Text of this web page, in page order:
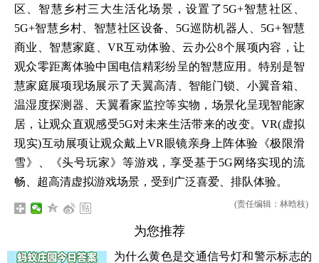
区、智慧乡村三大生活化场景，设置了5G+智慧社区、
5G+智慧乡村、智慧社区设备、5G巡防机器人、5G+智慧
商业、智慧家庭、VR互动体验、云办公8个展项内容，让
观众零距离体验中国电信精彩纷呈的智慧应用。特别是智
慧家庭展项现场展示了天翼高清、智能门锁、小翼音箱、
温湿度探测器、天翼看家监控等实物，场景化呈现智能家
居，让观众直观感受5G对未来生活带来的改变。VR(虚拟
现实)互动展项让观众戴上VR眼镜亲身上阵体验《极限滑
雪》、《头号玩家》等游戏，享受基于5G网络实现的流
畅、超高清虚拟游戏场景，受到广泛喜爱、排队体验。
(责任编辑：林晗枝)
为您推荐
为什么黄色是交通信号灯和警示标志的